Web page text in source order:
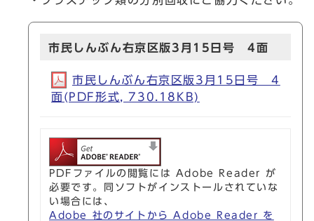
市民しんぶん右京区版3月15日号 4面
市民しんぶん右京区版3月15日号 4
面(PDF形式, 730.18KB)
PDFファイルの閲覧には Adobe Reader が
必要です。同ソフトがインストールされていな
い場合には、
Adobe 社のサイトから Adobe Reader を